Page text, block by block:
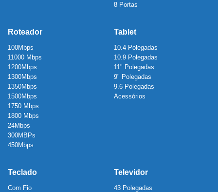
8 Portas
Roteador
100Mbps
11000 Mbps
1200Mbps
1300Mbps
1350Mbps
1500Mbps
1750 Mbps
1800 Mbps
24Mbps
300MBPs
450Mbps
Tablet
10.4 Polegadas
10.9 Polegadas
11" Polegadas
9" Polegadas
9.6 Polegadas
Acessórios
Teclado
Com Fio
Televidor
43 Polegadas